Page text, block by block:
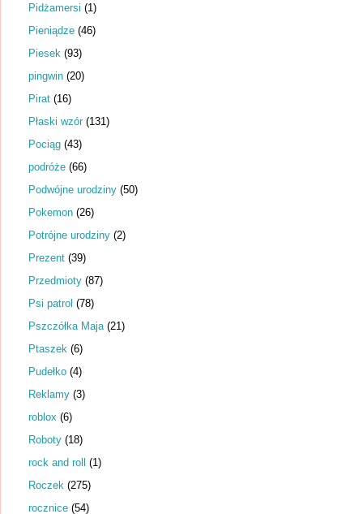
Pidżamersi (1)
Pieniądze (46)
Piesek (93)
pingwin (20)
Pirat (16)
Płaski wzór (131)
Pociąg (43)
podróże (66)
Podwójne urodziny (50)
Pokemon (26)
Potrójne urodziny (2)
Prezent (39)
Przedmioty (87)
Psi patrol (78)
Pszczółka Maja (21)
Ptaszek (6)
Pudełko (4)
Reklamy (3)
roblox (6)
Roboty (18)
rock and roll (1)
Roczek (275)
rocznice (54)